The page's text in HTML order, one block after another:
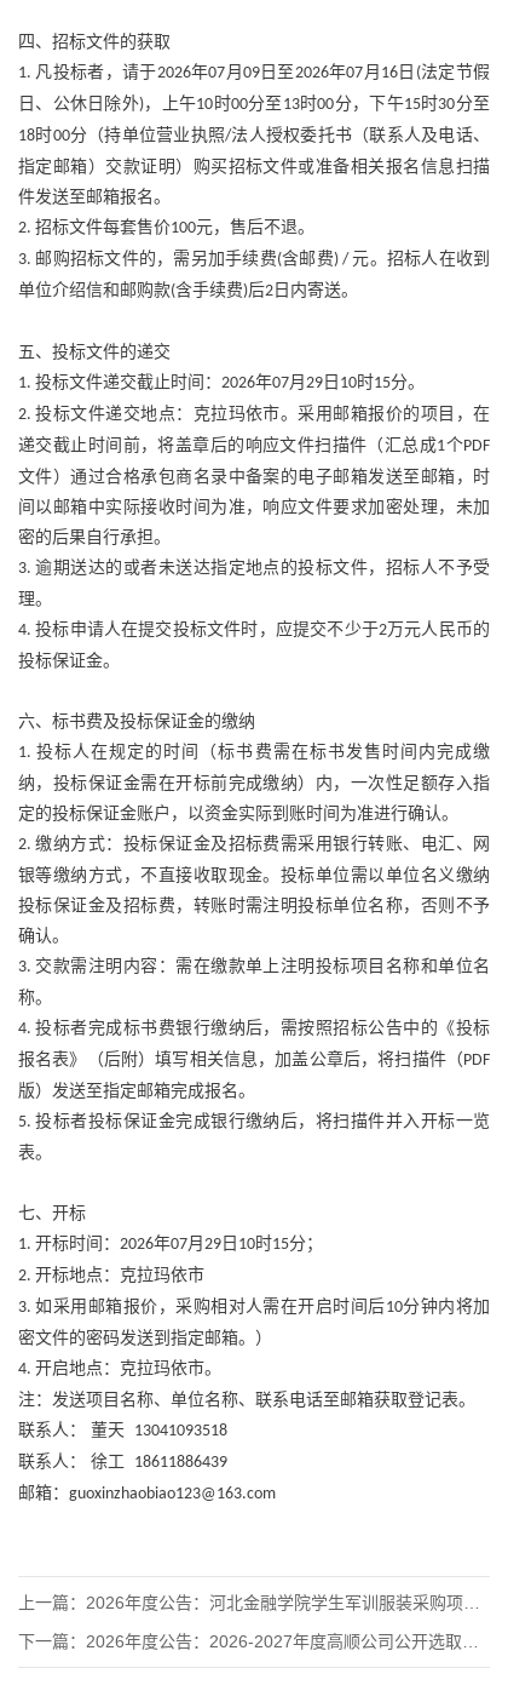
四、招标文件的获取
1.凡投标者，请于2026年07月 09日至2026年07月 16 日 (法定节假
日、公休日除外)，上午10 时00分至 13时00分，下午15时30分至
18时00分（持单位营业执照/法人授权委托书（联系人及电话、
指定邮箱）交款证明）购买招标文件或准备相关报名信息扫描
件发送至 邮箱报名。
2. 招标文件每套售价100元，售后不退。
3. 邮购招标文件的，需另加手续费(含邮费) /元。招标人在收到
单位介绍信和邮购款(含手续费)后2 日内寄送。
五、投标文件的递交
1. 投标文件递交截止时间： 2026年07月 29 日 10时15分。
2.投标文件递交地点：克拉玛依市。采用邮箱报价的项目，在
递交截止时间前，将盖章后的响应文件扫描件（汇总成1个PDF
文件）通过合格承包商名录中备案的电子邮箱发送至 邮箱 ，时
间以邮箱中实际接收时间为准，响应文件要求加密处理，未加
密的后果自行承担。
3.逾期送达的或者未送达指定地点的投标文件，招标人不予受
理。
4.投标申请人在提交投标文件时，应提交不少于2万元人民币的
投标保证金。
六、标书费及投标保证金的缴纳
1.投标人在规定的时间（标书费需在标书发售时间内完成缴
纳，投标保证金需在开标前完成缴纳）内，一次性足额存入指
定的投标保证金账户，以资金实际到账时间为准进行确认。
2.缴纳方式：投标保证金及招标费需采用银行转账、电汇、网
银等缴纳方式，不直接收取现金。投标单位需以单位名义缴纳
投标保证金及招标费，转账时需注明投标单位名称，否则不予
确认。
3. 交款需注明内容：需在缴款单上注明投标项目名称和单位名
称。
4.投标者完成标书费银行缴纳后，需按照招标公告中的《投标
报名表》（后附）填写相关信息，加盖公章后，将扫描件（PDF
版）发送至指定邮箱完成报名。
5.投标者投标保证金完成银行缴纳后，将扫描件并入开标一览
表。
七、开标
1. 开标时间： 2026年07月 29 日 10时15分；
2. 开标地点：克拉玛依市
3.如采用邮箱报价，采购相对人需在开启时间后10分钟内将加
密文件的密码发送到指定邮箱。）
4. 开启地点：克拉玛依市。
注：发送项目名称、单位名称、联系电话至邮箱获取登记表。
联系人：
董天 13041093518
联系人：
徐工
18611886439
邮箱： guoxinzhaobiao123@163.com
上一篇： 2026年度公告：河北金融学院学生军训服装采购项目公开招标公
下一篇： 2026年度公告：2026-2027年度高顺公司公开选取符合